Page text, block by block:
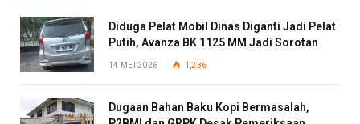
Diduga Pelat Mobil Dinas Diganti Jadi Pelat
Putih, Avanza BK 1125 MM Jadi Sorotan
14 MEI 2026 1,236
Dugaan Bahan Baku Kopi Bermasalah,